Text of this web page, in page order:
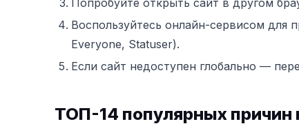
Попробуйте открыть сайт в другом
Воспользуйтесь онлайн-сервисом для
Everyone, Statuser).
Если сайт недоступен глобально —
ТОП-14 популярных причин